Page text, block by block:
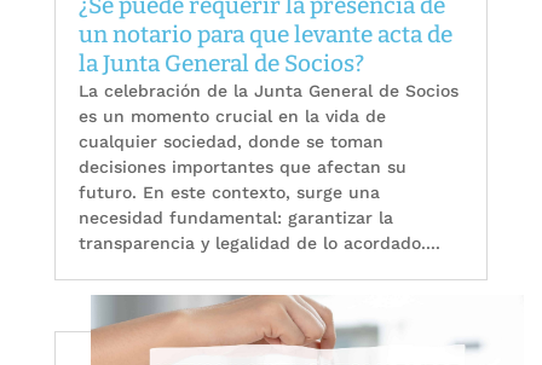
¿Se puede requerir la presencia de
un notario para que levante acta de
la Junta General de Socios?
La celebración de la Junta General de Socios
es un momento crucial en la vida de
cualquier sociedad, donde se toman
decisiones importantes que afectan su
futuro. En este contexto, surge una
necesidad fundamental: garantizar la
transparencia y legalidad de lo acordado....